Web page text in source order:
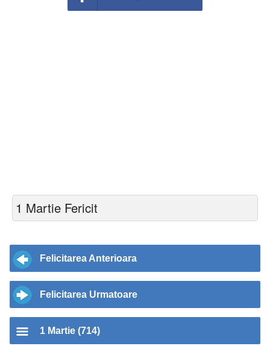
Conecteaza-te
1 Martie Fericit
Felicitarea Anterioara
Felicitarea Urmatoare
1 Martie (714)